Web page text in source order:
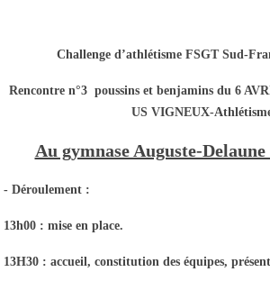
Challenge d’athlétisme FSGT Sud-
Rencontre n°3 poussins et benjamins du 6
US VIGNEUX-
Au gymnase Auguste-
- Déroulement :
13h00 : mise en place.
13H30 : accueil, constitution des équipes,